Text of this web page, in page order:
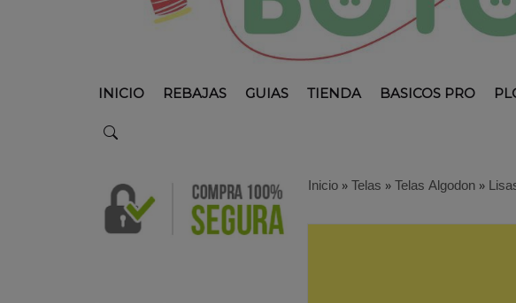
INICIO REBAJAS GUIAS TIENDA BASICOS PRO
Inicio»Telas »Telas Algodon»